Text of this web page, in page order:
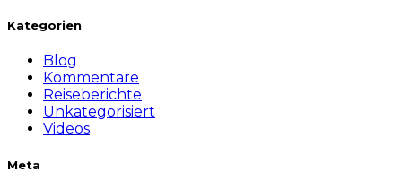
Kategorien
Blog
Kommentare
Reiseberichte
Unkategorisiert
Videos
Meta